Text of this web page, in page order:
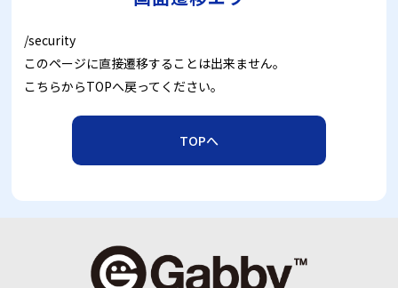
/security
このページに直接遷移することは出来ません。
こちらからTOPへ戻ってください。
TOPへ